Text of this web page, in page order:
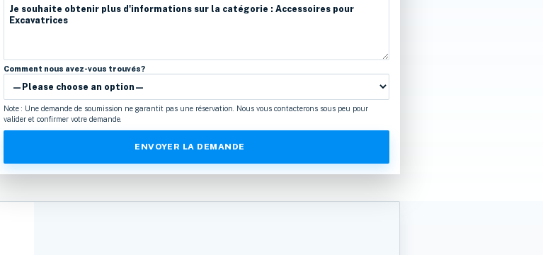
Comment nous avez-vous trouvés?
Note : Une demande de soumission ne garantit pas une réservation. Nous vous contacterons sous peu pour
valider et confirmer votre demande.